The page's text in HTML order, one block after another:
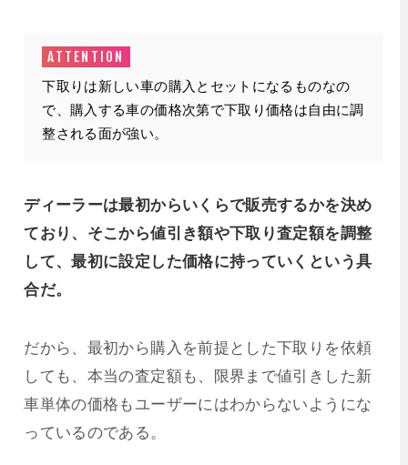
下取りは新しい車の購入とセットになるものなの
で、購入する車の価格次第で下取り価格は自由に調
整される面が強い。
ディーラーは最初からいくらで販売するかを決め
ており、そこから値引き額や下取り査定額を調整
して、最初に設定した価格に持っていくという具
合だ。
だから、最初から購入を前提とした下取りを依頼
しても、本当の査定額も、限界まで値引きした新
車単体の価格もユーザーにはわからないようにな
っているのである。